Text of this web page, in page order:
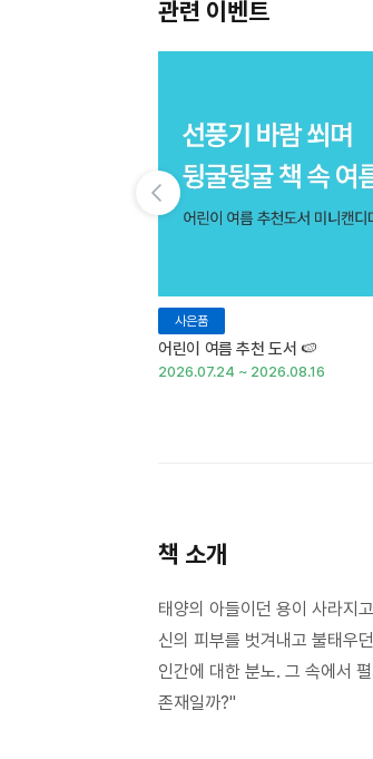
관련 이벤트
사은품
어린이 여름 추천 도서 🍉
2026.07.24 ~ 2026.08.16
책 소개
태양의 아들이던 용이 사라지
신의 피부를 벗겨내고 불태우
인간에 대한 분노. 그 속에서
존재일까?"